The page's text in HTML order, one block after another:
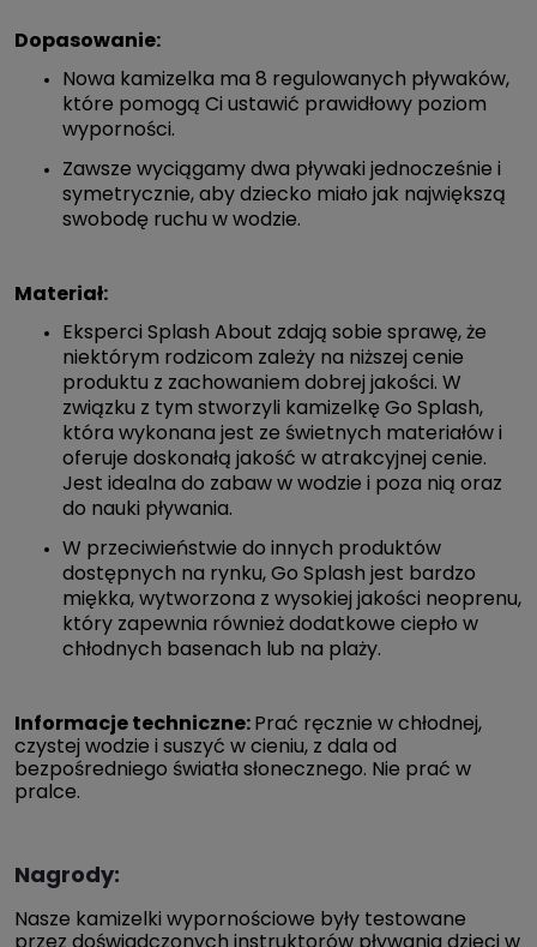
Dopasowanie:
Nowa kamizelka ma 8 regulowanych pływaków,
które pomogą Ci ustawić prawidłowy poziom
wyporności.
Zawsze wyciągamy dwa pływaki jednocześnie i
symetrycznie, aby dziecko miało jak największą
swobodę ruchu w wodzie.
Materiał:
Eksperci Splash About zdają sobie sprawę, że
niektórym rodzicom zależy na niższej cenie
produktu z zachowaniem dobrej jakości. W
związku z tym stworzyli kamizelkę Go Splash,
która wykonana jest ze świetnych materiałów i
oferuje doskonałą jakość w atrakcyjnej cenie.
Jest idealna do zabaw w wodzie i poza nią oraz
do nauki pływania.
W przeciwieństwie do innych produktów
dostępnych na rynku, Go Splash jest bardzo
miękka, wytworzona z wysokiej jakości neoprenu,
który zapewnia również dodatkowe ciepło w
chłodnych basenach lub na plaży.
Informacje techniczne:Prać ręcznie w chłodnej,
czystej wodzie i suszyć w cieniu, z dala od
bezpośredniego światła słonecznego. Nie prać w
pralce.
Nagrody:
Nasze kamizelki wypornościowe były testowane